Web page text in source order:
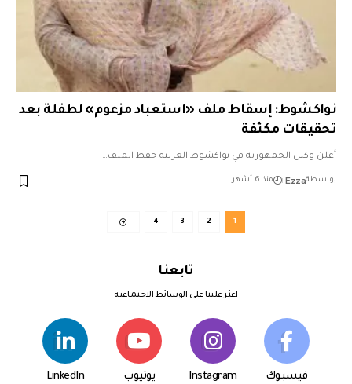
نواكشوط: إسقاط ملف «استعباد مزعوم» لطفلة بعد
تحقيقات مكثفة
أعلن وكيل الجمهورية في نواكشوط الغربية حفظ الملف…
بواسطةEzza منذ 6 أشهر
1
2
3
4
تابعنا
اعثر علينا على الوسائط الاجتماعية
فيسبوك Instagram يوتيوب LinkedIn